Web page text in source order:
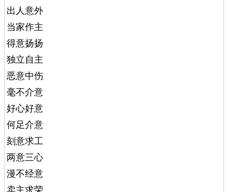
出人意外
当家作主
得意扬扬
独立自主
恶意中伤
毫不介意
好心好意
何足介意
刻意求工
两意三心
漫不经意
卖主求荣